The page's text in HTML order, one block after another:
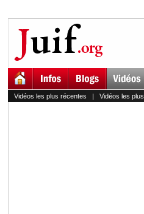
Vidéos les plus récentes | Vidéos les